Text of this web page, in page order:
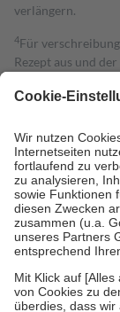
verlängern.
4Für
Rezept aus und
Kosten dafür, der
Grundsätzlich
Prozent des
höchstens zehn
Kosten der
Diese Regeln
Bei Heilmitteln
Zuzahlung zehn
Um das
stärken und die